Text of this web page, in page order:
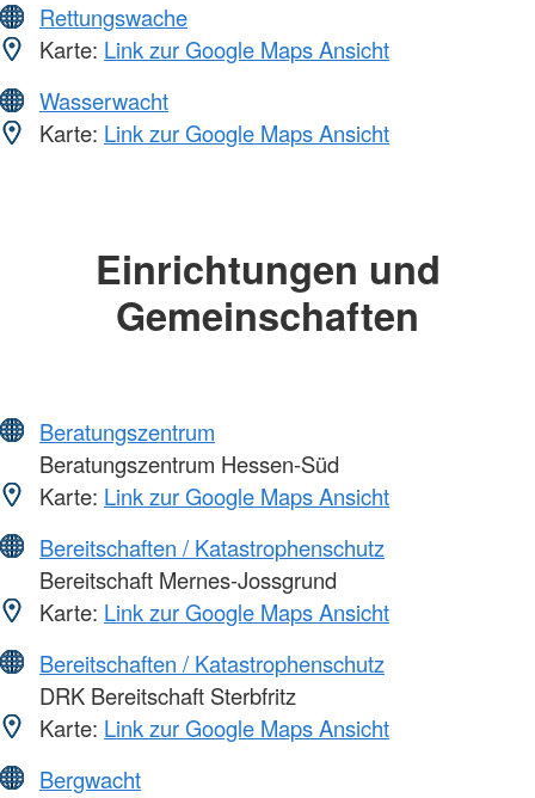
Rettungswache
Karte: Link zur Google Maps Ansicht
Wasserwacht
Karte: Link zur Google Maps Ansicht
Einrichtungen und
Gemeinschaften
Beratungszentrum
Beratungszentrum Hessen-Süd
Karte: Link zur Google Maps Ansicht
Bereitschaften / Katastrophenschutz
Bereitschaft Mernes-Jossgrund
Karte: Link zur Google Maps Ansicht
Bereitschaften / Katastrophenschutz
DRK Bereitschaft Sterbfritz
Karte: Link zur Google Maps Ansicht
Bergwacht